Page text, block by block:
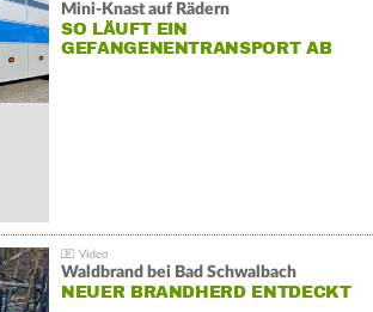
Mini-Knast auf Rädern
SO LÄUFT EIN
GEFANGENENTRANSPORT AB
Waldbrand bei Bad Schwalbach
NEUER BRANDHERD ENTDECKT